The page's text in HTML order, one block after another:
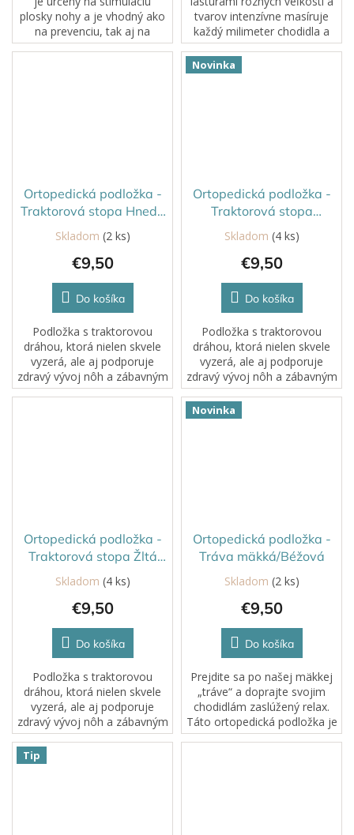
plosky nohy a je vhodný ako
na prevenciu, tak aj na
rehabilitáciu pozdĺžne aj
tvarov intenzívne masíruje
každý milimeter chodidla a
podporuje jeho maximálne
prekrvenie. Vďaka tomu
dosiahnete výrazné výsledky
Ortopedická podložka -
Traktorová stopa Hnedá
Tvrdá
Skladom (2 ks)
€9,50
Do košíka
Podložka s traktorovou
dráhou, ktorá nielen skvele
vyzerá, ale aj podporuje
zdravý vývoj nôh a zábavným
spôsobom stimuluje zmysly
Novinka
Ortopedická podložka -
Traktorová stopa
tvrdá/oranžová
Skladom (4 ks)
€9,50
Do košíka
Podložka s traktorovou
dráhou, ktorá nielen skvele
vyzerá, ale aj podporuje
zdravý vývoj nôh a zábavným
spôsobom stimuluje zmysly.
Ortopedická podložka -
Traktorová stopa Žltá
Tvrdá
Skladom (4 ks)
€9,50
Do košíka
Podložka s traktorovou
dráhou, ktorá nielen skvele
vyzerá, ale aj podporuje
zdravý vývoj nôh a zábavným
spôsobom stimuluje zmysly.
Novinka
Ortopedická podložka -
Tráva mäkká/Béžová
Skladom (2 ks)
€9,50
Do košíka
Prejdite sa po našej mäkkej
„tráve“ a doprajte svojim
chodidlám zaslúžený relax.
Táto ortopedická podložka je
určená na uvoľnenie,
Tip